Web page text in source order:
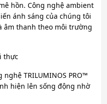
hồn. Công nghệ ambient
ánh sáng của chúng tôi
âm thanh theo môi trường
thực
TRILUMINOS PRO™
hiện lên sống động nhờ